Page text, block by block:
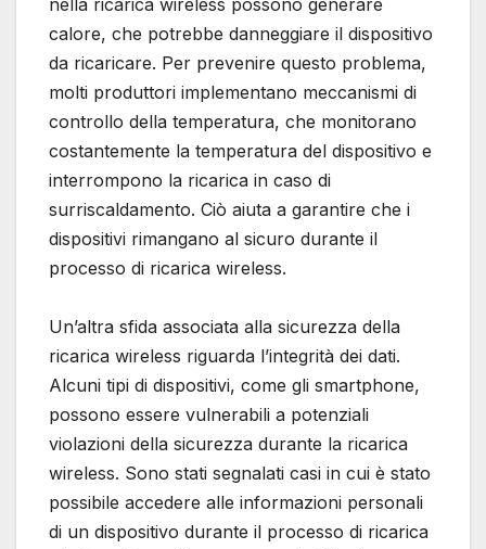
nella ricarica wireless possono generare
calore, che potrebbe danneggiare il dispositivo
da ricaricare. Per prevenire questo problema,
molti produttori implementano meccanismi di
controllo della temperatura, che monitorano
costantemente la temperatura del dispositivo e
interrompono la ricarica in caso di
surriscaldamento. Ciò aiuta a garantire che i
dispositivi rimangano al sicuro durante il
processo di ricarica wireless.
Un’altra sfida associata alla sicurezza della
ricarica wireless riguarda l’integrità dei dati.
Alcuni tipi di dispositivi, come gli smartphone,
possono essere vulnerabili a potenziali
violazioni della sicurezza durante la ricarica
wireless. Sono stati segnalati casi in cui è stato
possibile accedere alle informazioni personali
di un dispositivo durante il processo di ricarica